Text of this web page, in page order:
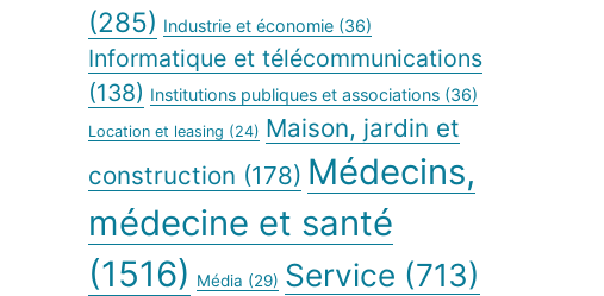
(285) Industrie et économie (36)
Informatique et télécommunications
(138) Institutions publiques et associations (36)
Location et leasing (24) Maison, jardin et
construction (178) Médecins,
médecine et santé
(1516) Média (29) Service (713)